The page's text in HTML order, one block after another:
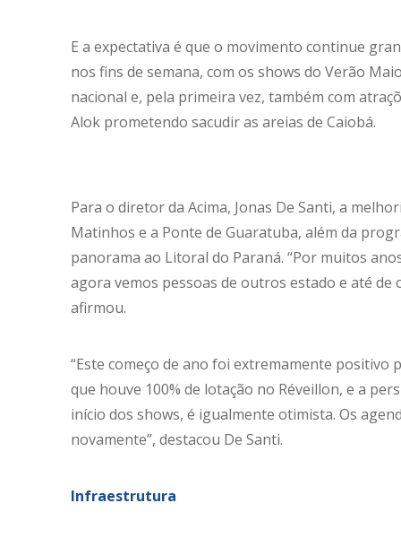
E a expectativa é que o movimento continue
nos fins de semana, com os shows do Verão
nacional e, pela primeira vez, também com
Alok prometendo sacudir as areias de Caiobá.
Para o diretor da Acima, Jonas De Santi, a
Matinhos e a Ponte de Guaratuba, além da
panorama ao Litoral do Paraná. “Por muitos
agora vemos pessoas de outros estado e até
afirmou.
“Este começo de ano foi extremamente
que houve 100% de lotação no Réveillon, e a
início dos shows, é igualmente otimista. Os
novamente”, destacou De Santi.
Infraestrutura